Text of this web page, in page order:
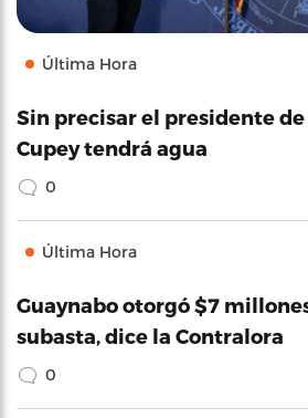
Última Hora
Sin precisar el presidente
Cupey tendrá agua
0
Última Hora
Guaynabo otorgó $7
subasta, dice la Contralora
0